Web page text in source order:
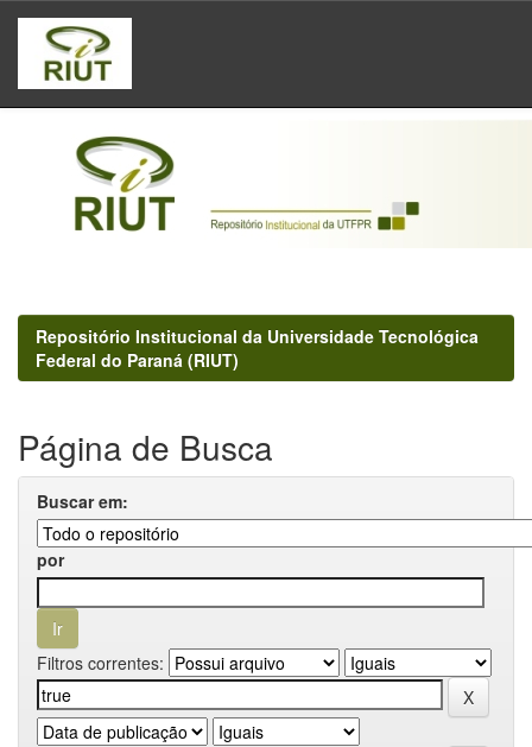
Skip
navigation
Repositório Institucional da Universidade Tecnológica
Federal do Paraná (RIUT)
Página de Busca
Buscar em:
por
Filtros correntes: